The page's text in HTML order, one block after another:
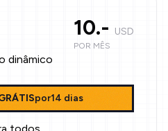
10.- USD
POR MÊS
dinâmico
por14 dias
todos